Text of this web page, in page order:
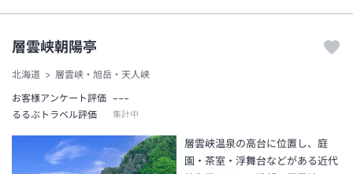
層雲峡朝陽亭
北海道 層雲峡・旭岳・天人峡
お客様アンケート評価 ---
るるぶトラベル評価 集計中
層雲峡温泉の高台に位置し、庭
園・茶室・浮舞台などがある近代